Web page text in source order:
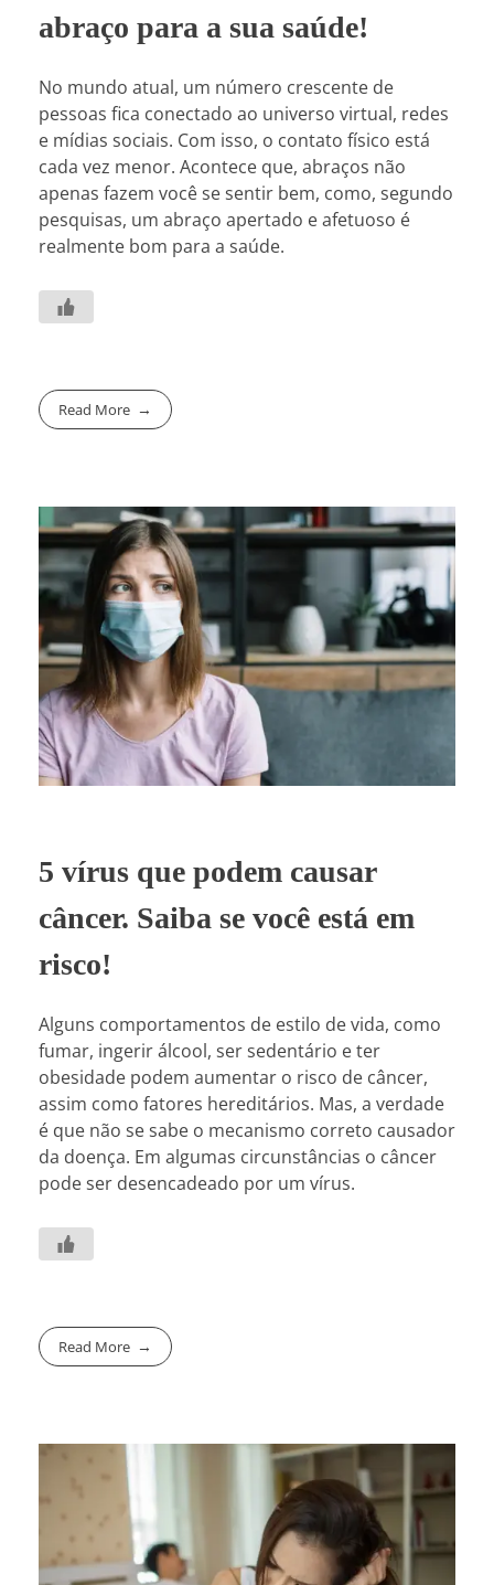
abraço para a sua saúde!
No mundo atual, um número crescente de
pessoas fica conectado ao universo virtual, redes
e mídias sociais. Com isso, o contato físico está
cada vez menor. Acontece que, abraços não
apenas fazem você se sentir bem, como, segundo
pesquisas, um abraço apertado e afetuoso é
realmente bom para a saúde.
Read More
5 vírus que podem causar
câncer. Saiba se você está em
risco!
Alguns comportamentos de estilo de vida, como
fumar, ingerir álcool, ser sedentário e ter
obesidade podem aumentar o risco de câncer,
assim como fatores hereditários. Mas, a verdade
é que não se sabe o mecanismo correto causador
da doença. Em algumas circunstâncias o câncer
pode ser desencadeado por um vírus.
Read More